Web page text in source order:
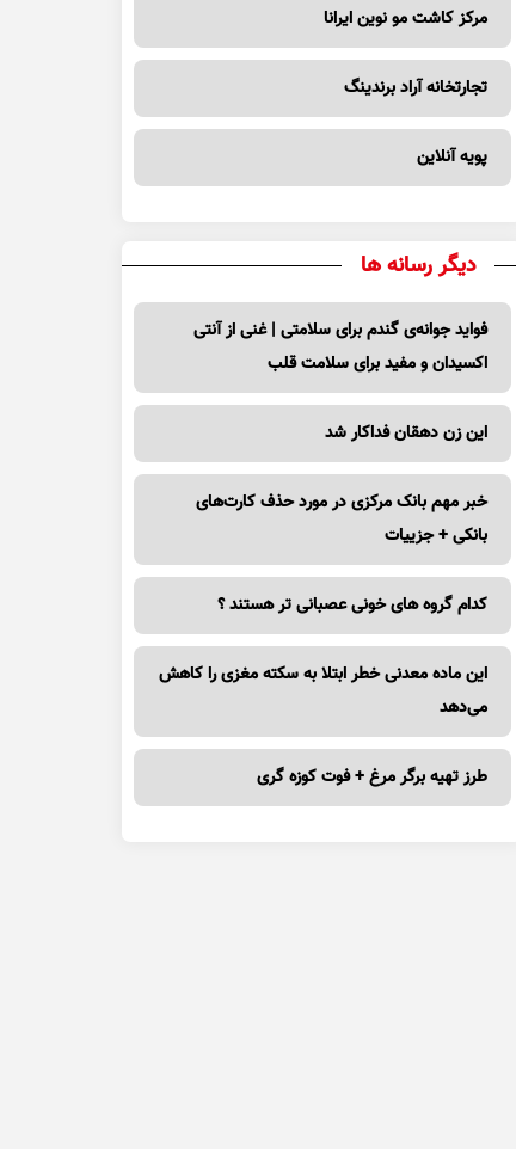
مرکز کاشت مو نوین ایرانا
تجارتخانه آراد برندینگ
پویه آنلاین
دیگر رسانه ها
فواید جوانه‌ی گندم برای سلامتی | غنی از آنتی
اکسیدان و مفید برای سلامت قلب
این زن دهقان فداکار شد
خبر مهم بانک مرکزی در مورد حذف کارت‌های
بانکی + جزییات
کدام گروه های خونی عصبانی تر هستند ؟
این ماده معدنی خطر ابتلا به سکته مغزی را کاهش
می‌دهد
طرز تهیه برگر مرغ + فوت کوزه گری